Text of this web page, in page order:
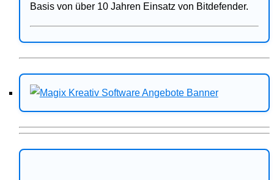
Basis von über 10 Jahren Einsatz von Bitdefender.